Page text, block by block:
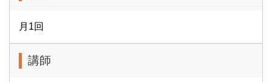
月1回
講師